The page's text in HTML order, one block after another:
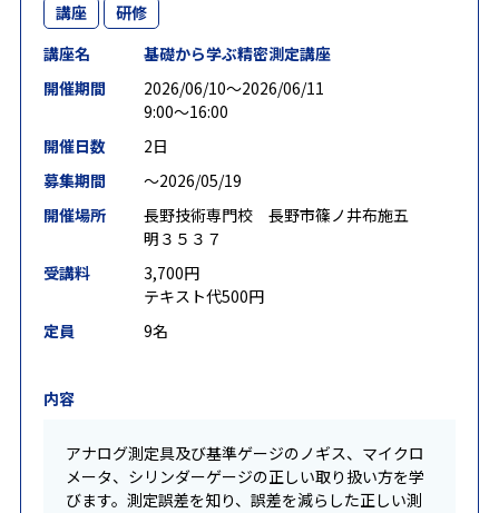
講座
研修
講座名
基礎から学ぶ精密測定講座
開催期間
2026/06/10〜2026/06/11
9:00～16:00
開催日数
2日
募集期間
〜2026/05/19
開催場所
長野技術専門校 長野市篠ノ井布施五
明３５３７
受講料
3,700円
テキスト代500円
定員
9名
内容
アナログ測定具及び基準ゲージのノギス、マイクロ
メータ、シリンダーゲージの正しい取り扱い方を学
びます。測定誤差を知り、誤差を減らした正しい測